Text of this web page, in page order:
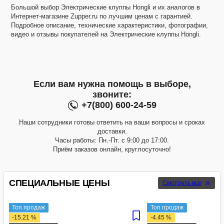
Большой выбор Электрические клуппы Hongli и их аналогов в
Интернет-магазине Zupper.ru по лучшим ценам с гарантией.
Подробное описание, технические характеристики, фотографии,
видео и отзывы покупателей на Электрические клуппы Hongli.
Если вам нужна помощь в выборе,
звоните:
+7(800) 600-24-59
Наши сотрудники готовы ответить на ваши вопросы и сроках
доставки.
Часы работы: Пн.-Пт. с 9:00 до 17:00.
Приём заказов онлайн, круглосуточно!
СПЕЦИАЛЬНЫЕ ЦЕНЫ Смотреть все
Топ продаж
-15.21 %
Топ продаж
-4.45 %